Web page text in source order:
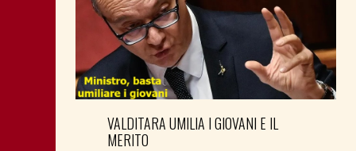
VALDITARA UMILIA I GIOVANI E IL
MERITO